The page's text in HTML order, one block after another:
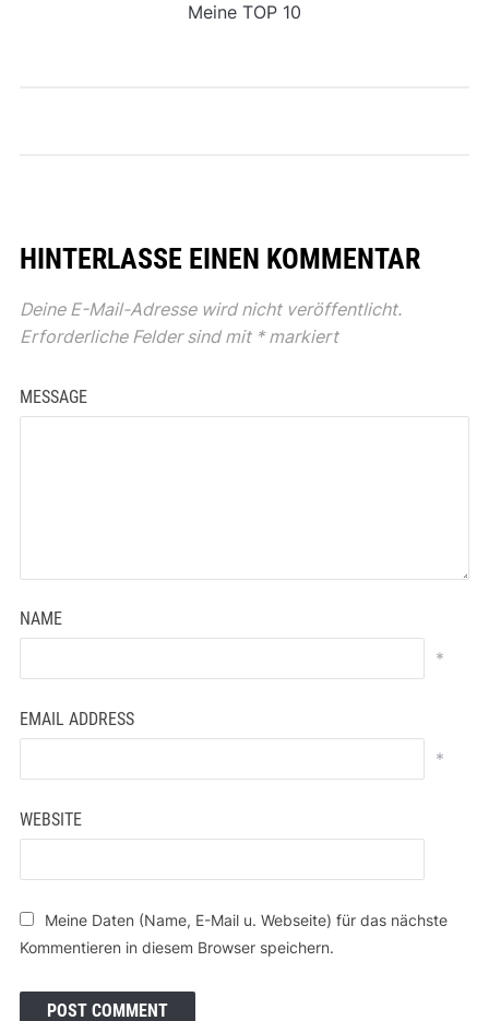
Meine TOP 10
HINTERLASSE EINEN KOMMENTAR
Deine E-Mail-Adresse wird nicht veröffentlicht.
Erforderliche Felder sind mit *markiert
MESSAGE
NAME
*
EMAIL ADDRESS
*
WEBSITE
Meine Daten (Name, E-Mail u. Webseite) für das nächste
Kommentieren in diesem Browser speichern.